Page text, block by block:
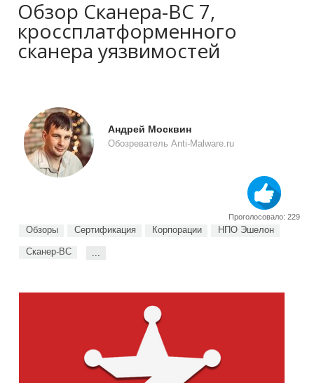
Обзор Сканера-ВС 7,
кроссплатформенного
сканера уязвимостей
Андрей Москвин
Обозреватель Anti-Malware.ru
Проголосовало: 229
Обзоры Сертификация Корпорации НПО Эшелон
Сканер-ВС ...